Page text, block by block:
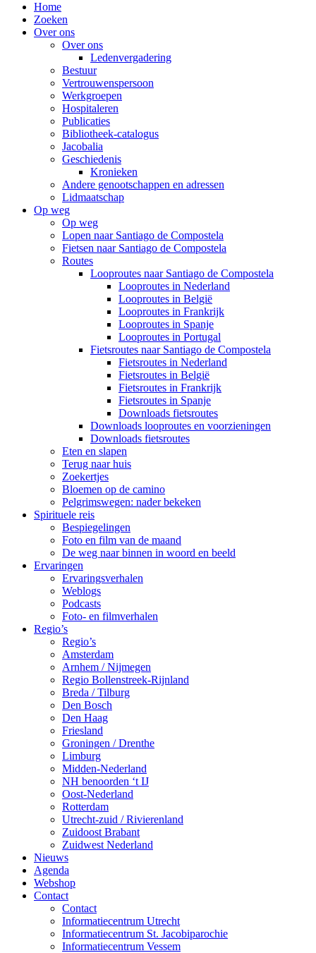
Home
Zoeken
Over ons
Over ons
Ledenvergadering
Bestuur
Vertrouwenspersoon
Werkgroepen
Hospitaleren
Publicaties
Bibliotheek-catalogus
Jacobalia
Geschiedenis
Kronieken
Andere genootschappen en adressen
Lidmaatschap
Op weg
Op weg
Lopen naar Santiago de Compostela
Fietsen naar Santiago de Compostela
Routes
Looproutes naar Santiago de Compostela
Looproutes in Nederland
Looproutes in België
Looproutes in Frankrijk
Looproutes in Spanje
Looproutes in Portugal
Fietsroutes naar Santiago de Compostela
Fietsroutes in Nederland
Fietsroutes in België
Fietsroutes in Frankrijk
Fietsroutes in Spanje
Downloads fietsroutes
Downloads looproutes en voorzieningen
Downloads fietsroutes
Eten en slapen
Terug naar huis
Zoekertjes
Bloemen op de camino
Pelgrimswegen: nader bekeken
Spirituele reis
Bespiegelingen
Foto en film van de maand
De weg naar binnen in woord en beeld
Ervaringen
Ervaringsverhalen
Weblogs
Podcasts
Foto- en filmverhalen
Regio’s
Regio’s
Amsterdam
Arnhem / Nijmegen
Regio Bollenstreek-Rijnland
Breda / Tilburg
Den Bosch
Den Haag
Friesland
Groningen / Drenthe
Limburg
Midden-Nederland
NH benoorden ‘t IJ
Oost-Nederland
Rotterdam
Utrecht-zuid / Rivierenland
Zuidoost Brabant
Zuidwest Nederland
Nieuws
Agenda
Webshop
Contact
Contact
Informatiecentrum Utrecht
Informatiecentrum St. Jacobiparochie
Informatiecentrum Vessem